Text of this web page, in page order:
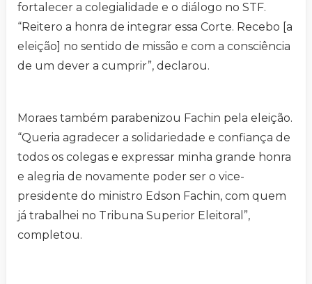
fortalecer a colegialidade e o diálogo no STF.
“Reitero a honra de integrar essa Corte. Recebo [a
eleição] no sentido de missão e com a consciência
de um dever a cumprir”, declarou.
Moraes também parabenizou Fachin pela eleição.
“Queria agradecer a solidariedade e confiança de
todos os colegas e expressar minha grande honra
e alegria de novamente poder ser o vice-
presidente do ministro Edson Fachin, com quem
já trabalhei no Tribuna Superior Eleitoral”,
completou.